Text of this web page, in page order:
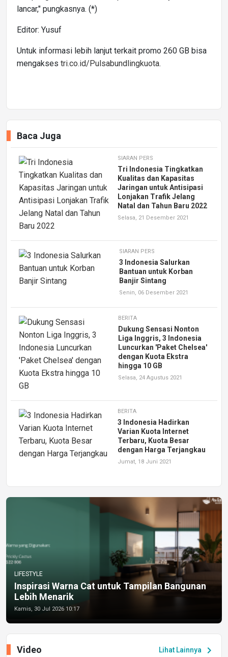
lancar," pungkasnya. (*)
Editor: Yusuf
Untuk informasi lebih lanjut terkait promo 260 GB bisa
mengakses tri.co.id/Pulsabundlingkuota.
Baca Juga
SIARAN PERS
Tri Indonesia Tingkatkan
Kualitas dan Kapasitas
Jaringan untuk Antisipasi
Lonjakan Trafik Jelang
Natal dan Tahun Baru 2022
Selasa, 21 Desember 2021
SIARAN PERS
3 Indonesia Salurkan
Bantuan untuk Korban
Banjir Sintang
Senin, 06 Desember 2021
BERITA
Dukung Sensasi Nonton
Liga Inggris, 3 Indonesia
Luncurkan 'Paket Chelsea'
dengan Kuota Ekstra
hingga 10 GB
Selasa, 24 Agustus 2021
BERITA
3 Indonesia Hadirkan
Varian Kuota Internet
Terbaru, Kuota Besar
dengan Harga Terjangkau
Jumat, 18 Juni 2021
LIFESTYLE
Inspirasi Warna Cat untuk Tampilan Bangunan
Lebih Menarik
Kamis, 30 Jul 2026 10:17
Lihat Lainnya chevron_right
Video